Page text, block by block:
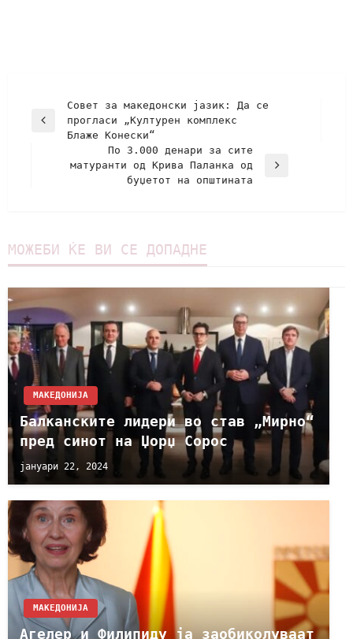
Совет за македонски јазик: Да се
прогласи „Културен комплекс
Блаже Конески“
По 3.000 денари за сите
матуранти од Крива Паланка од
буџетот на општината
МОЖЕБИ ЌЕ ВИ СЕ ДОПАДНЕ
МАКЕДОНИЈА
Балканските лидери во став „Мирно“
пред синот на Џорџ Сорос
јануари 22, 2024
МАКЕДОНИЈА
Агелер и Филипиду ја заобиколуваат